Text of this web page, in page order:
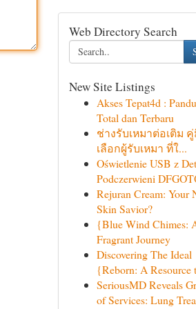
Web Directory Search
New Site Listings
Akses Tepat4d :
Total dan Terbaru
ช่างรับเหมาต่อเติม
เลือกผู้รับเหมา ที่ใ...
Oświetlenie USB z
Podczerwieni
Rejuran Cream: Your
Skin Savior?
{Blue Wind Chimes:
Fragrant Journey
Discovering The Ideal
{Reborn: A Resource
SeriousMD Reveals
of Services: Lung